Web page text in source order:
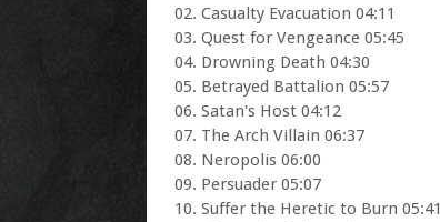
02. Casualty Evacuation 04:11
03. Quest for Vengeance 05:45
04. Drowning Death 04:30
05. Betrayed Battalion 05:57
06. Satan's Host 04:12
07. The Arch Villain 06:37
08. Neropolis 06:00
09. Persuader 05:07
10. Suffer the Heretic to Burn 05:41